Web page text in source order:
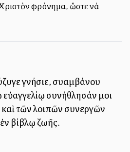
φρόνημα, ὥστε νὰ
γνήσιε, συλλαμβάνου
εὐαγγελίῳ συνήθλησάν μοι
τῶν λοιπῶν συνεργῶν
βίβλῳ ζωῆς.